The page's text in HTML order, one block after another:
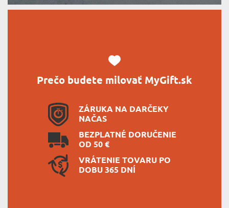
Prečo budete milovať MyGift.sk
ZÁRUKA NA DARČEKY
NAČAS
BEZPLATNÉ DORUČENIE
OD 50 €
VRÁTENIE TOVARU PO
DOBU 365 DNÍ